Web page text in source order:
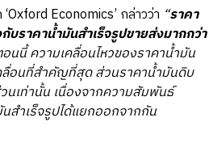
Economics’ กล่าวว่า “ราคา
บราคาน้ำมันสำเร็จรูปขายส่งมากกว่า
นนี้ ความเคลื่อนไหวของราคาน้ำมัน
ลื่อนที่สำคัญที่สุด ส่วนราคาน้ำมันดิบ
นเท่านั้น เนื่องจากความสัมพันธ์
สำเร็จรูปได้แยกออกจากกัน